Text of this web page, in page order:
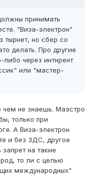
принимать
"Виза-электрон"
тырнет, но сбер со
делать. Про другие
либо через интнрент
или "мастер-
чем не знаешь. Маэстро
только при
А Виза-электрон
и без 3ДС, другое
на такие
то ли с целью
международных"